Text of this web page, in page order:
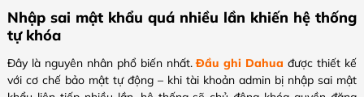
Nhập sai mật khẩu quá nhiều lần khiến hệ thống
tự khóa
Đây là nguyên nhân phổ biến nhất.Đầu ghi Dahua được thiết kế
với cơ chế bảo mật tự động – khi tài khoản admin bị nhập sai mật